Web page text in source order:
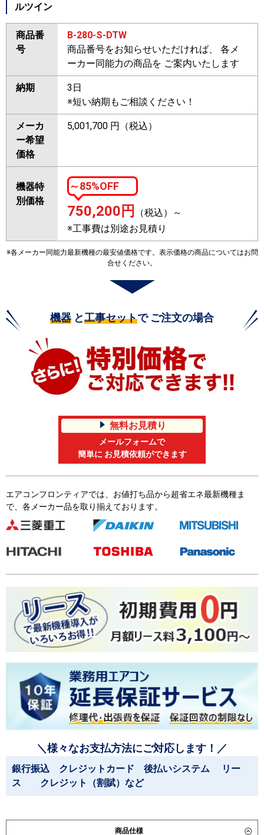
ルツイン
商品番
号
B-280-S-DTW
商品番号をお知らせいただければ、 各メ
ーカー同能力の商品を ご案内いたします
納期
3日
※短い納期もご相談ください！
メーカ
ー希望
価格
5,001,700 円（税込）
機器特
別価格
～85%OFF
750,200 円
（税込）～
※工事費は別途お見積り
※各メーカー同能力最新機種の最安値価格です。表示価格の商品についてはお問
合せください。
機器 と工事セットで ご注文の場合
無料お見積り
メールフォームで
簡単に お見積依頼ができます
エアコンフロンティアでは、お値打ち品から超省エネ最新機種ま
で、各メーカー品を取り揃えております。
＼様々なお支払方法にご対応します！／
銀行振込 クレジットカード 後払いシステム リー
ス クレジット（割賦）など
商品仕様